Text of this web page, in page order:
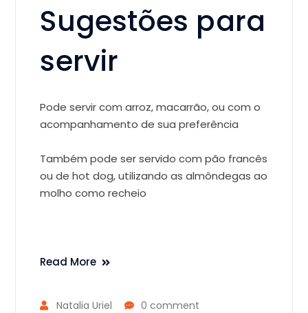
Sugestões para
servir
Pode servir com arroz, macarrão, ou com o
acompanhamento de sua preferência
Também pode ser servido com pão francês
ou de hot dog, utilizando as almôndegas ao
molho como recheio
Read More
Natalia Uriel
0 comment